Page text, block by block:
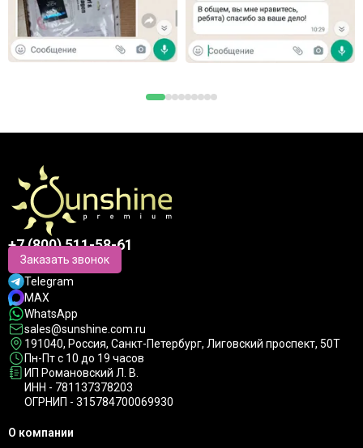
+7 (800) 511-58-61
Заказать звонок
Telegram
MAX
WhatsApp
sales@sunshine.com.ru
191040, Россия, Санкт-Петербург, Лиговский проспект, 50Т
Пн-Пт с 10 до 19 часов
ИП Романовский Л. В.
ИНН - 781137378203
ОГРНИП - 315784700069930
О компании